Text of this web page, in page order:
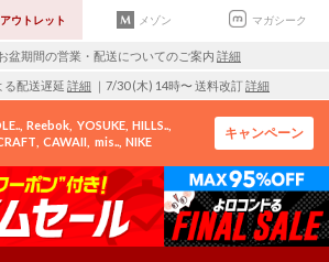
アウトレット メゾン マガシーク
盆期間の営業・配送についてのご案内 詳細
る配送遅延 詳細 ｜7/30 (木) 14時〜 送料改訂詳細
Reebok YOSUKE HILLS..
CAWAII mis.. NIKE
キャンペーン